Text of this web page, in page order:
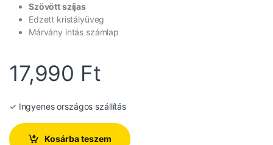
Szövött szíjas
Edzett kristályüveg
Márvány intás számlap
17,990 Ft
✓ Ingyenes országos szállítás
Kosárba teszem